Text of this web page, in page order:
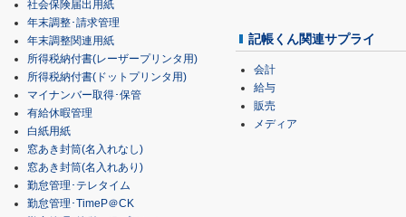
社会保険届出用紙
年末調整･請求管理
年末調整関連用紙
所得税納付書(レーザープリンタ用)
所得税納付書(ドットプリンタ用)
マイナンバー取得･保管
有給休暇管理
白紙用紙
窓あき封筒(名入れなし)
窓あき封筒(名入れあり)
勤怠管理･テレタイム
勤怠管理･TimeP＠CK
記帳くん関連サプライ
会計
給与
販売
メディア